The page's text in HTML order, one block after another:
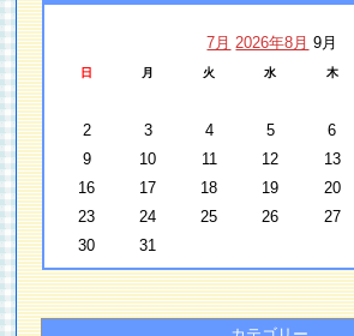
7月 2026年8月 9月
日 月 火 水 木
2
3 4 5 6
9
10 11 12 13
16
17 18 19 20
23
24 25 26 27
30
31